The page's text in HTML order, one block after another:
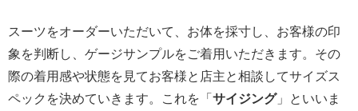
スーツをオーダーいただいて、お体を採寸し、お客様の印
象を判断し、ゲージサンプルをご着用いただきます。その
際の着用感や状態を見てお客様と店主と相談してサイズス
ペックを決めていきます。これを「 サイジング」といいま